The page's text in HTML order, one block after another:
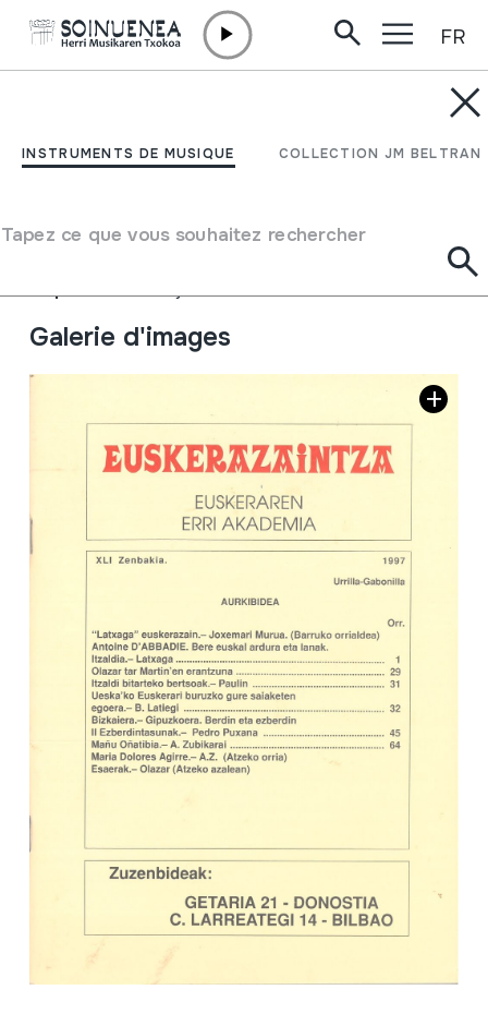
INSTRUMENTS DE MUSIQUE COLLECTION JM BELTRAN
Tapez ce que vous souhaitez rechercher
FR
Euskerazaintza. XLI
Type de collection Aldizkariak
Emplacement: Kaja marroiak1
Galerie d'images